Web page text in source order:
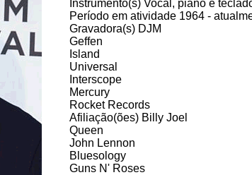
Instrumento(s) Vocal, piano e
Período em atividade 1964 -
Gravadora(s) DJM
Geffen
Island
Universal
Interscope
Mercury
Rocket Records
Afiliação(ões) Billy Joel
Queen
John Lennon
Bluesology
Guns N' Roses